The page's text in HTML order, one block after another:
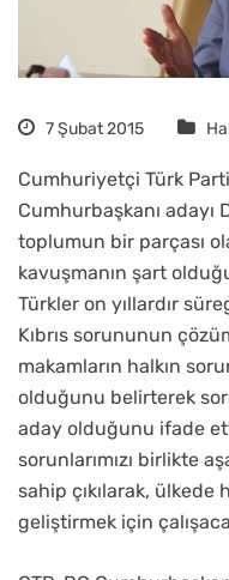
7 Şubat 2015
Cumhuriyetçi Türk
Cumhurbaşkanı adayı
toplumun bir parçası
kavuşmanın şart
Türkler on yıllardır
Kıbrıs sorununun
makamların halkın
olduğunu belirterek
aday olduğunu ifade
sorunlarımızı birlikte
sahip çıkılarak,
geliştirmek için